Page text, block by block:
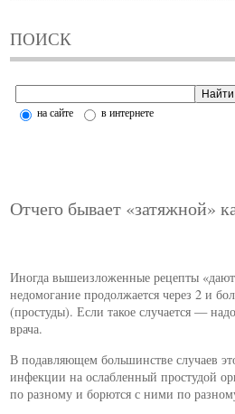
ПОИСК
на сайте в интернете
Отчего бывает «затяжной»
Иногда вышеизложенные рецепты
недомогание продолжается через 2 и
(простуды). Если такое случается —
врача.
В подавляющем большинстве случаев
инфекции на ослабленный простудой
по разному и борются с ними по